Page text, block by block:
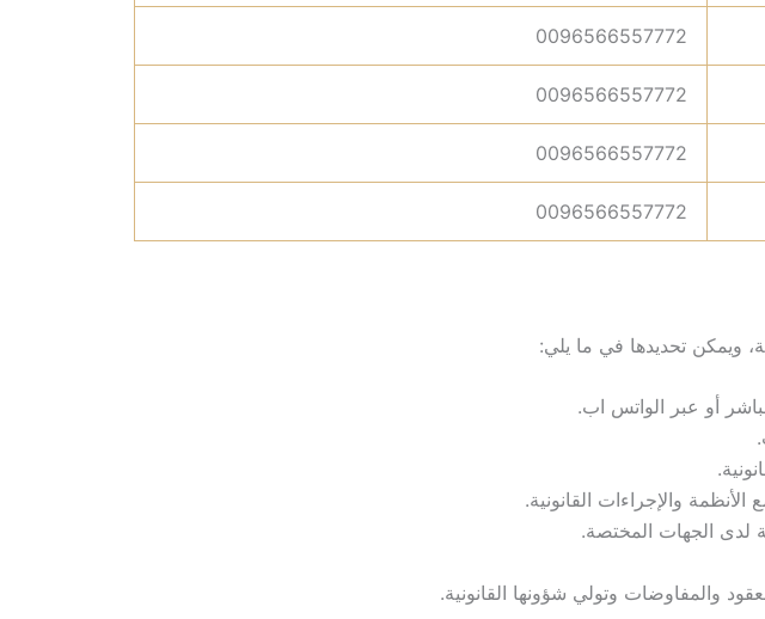
0096566557772
0096566557772
0096566557772
0096566557772
ويمكن تحديدها في ما يلي:
أو عبر الواتس اب.
الأنظمة والإجراءات القانونية.
لدى الجهات المختصة.
والمفاوضات وتولي شؤونها القانونية.